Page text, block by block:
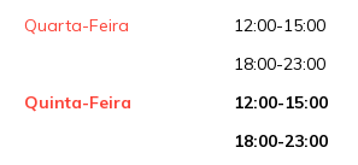
Quarta-Feira
12:00-15:00
18:00-23:00
Quinta-Feira
12:00-15:00
18:00-23:00